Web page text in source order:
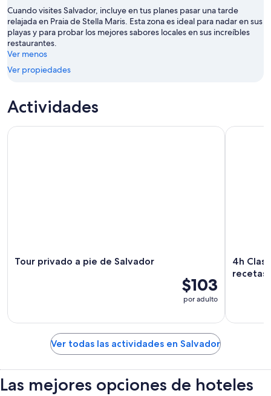
Cuando visites Salvador, incluye en tus planes pasar una tarde
relajada en Praia de Stella Maris. Esta zona es ideal para nadar en sus
playas y para probar los mejores sabores locales en sus increíbles
restaurantes.
Ver menos
Ver propiedades
Actividades
Tour privado a pie de Salvador
$103
por adulto
Tour privado a pie de Salvador
4h
recetas
4h Clase
Ver todas las actividades en Salvador
Las mejores opciones de hoteles